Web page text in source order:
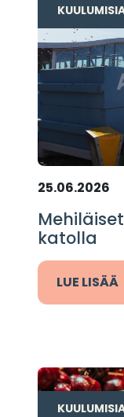
25.06.2026
katolla
LUE LISÄÄ